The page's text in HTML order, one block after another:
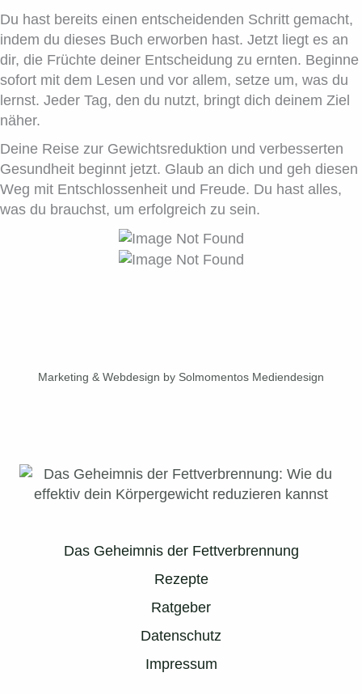
Du hast bereits einen entscheidenden Schritt gemacht,
indem du dieses Buch erworben hast. Jetzt liegt es an
dir, die Früchte deiner Entscheidung zu ernten. Beginne
sofort mit dem Lesen und vor allem, setze um, was du
lernst. Jeder Tag, den du nutzt, bringt dich deinem Ziel
näher.
Deine Reise zur Gewichtsreduktion und verbesserten
Gesundheit beginnt jetzt. Glaub an dich und geh diesen
Weg mit Entschlossenheit und Freude. Du hast alles,
was du brauchst, um erfolgreich zu sein.
Marketing & Webdesign by Solmomentos Mediendesign
Das Geheimnis der Fettverbrennung
Rezepte
Ratgeber
Datenschutz
Impressum